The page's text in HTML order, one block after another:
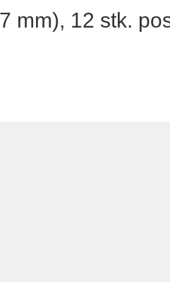
mm), 12 stk.